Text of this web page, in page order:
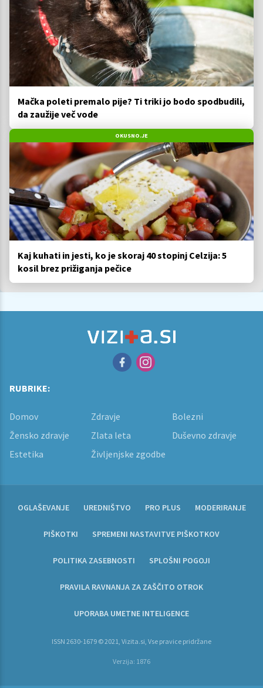
Mačka poleti premalo pije? Ti triki jo bodo spodbudili,
da zaužije več vode
OKUSNO.JE
Kaj kuhati in jesti, ko je skoraj 40 stopinj Celzija: 5
kosil brez prižiganja pečice
RUBRIKE:
Domov Zdravje
Bolezni
Žensko zdravje
Zlata leta
Duševno zdravje
Estetika
Življenjske zgodbe
OGLAŠEVANJE UREDNIŠTVO PRO PLUS MODERIRANJE
PIŠKOTKI SPREMENI NASTAVITVE PIŠKOTKOV
POLITIKA ZASEBNOSTI SPLOŠNI POGOJI
PRAVILA RAVNANJA ZA ZAŠČITO OTROK
UPORABA UMETNE INTELIGENCE
ISSN 2630-1679 © 2021, Vizita.si, Vse pravice pridržane
Verzija: 1876